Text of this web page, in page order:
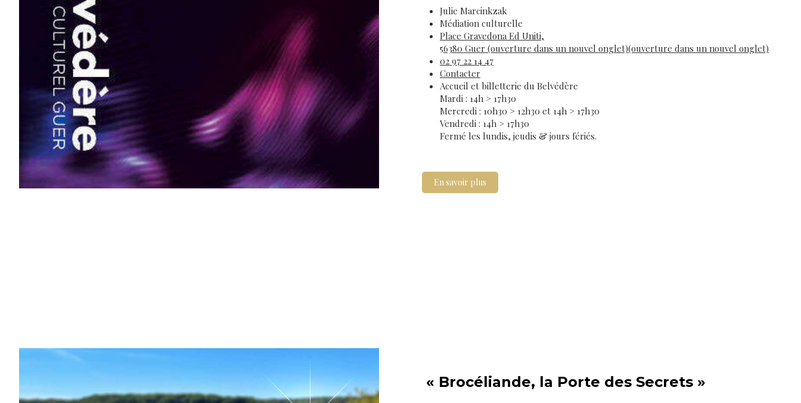
Julie Marcinkzak
Médiation culturelle
Place Gravedona Ed Uniti,
56380 Guer (ouverture dans un nouvel onglet)(ouverture dans un nouvel onglet)
02 97 22 14 47
Contacter
Accueil et billetterie du Belvédère
Mardi : 14h > 17h30
Mercredi : 10h30 > 12h30 et 14h > 17h30
Vendredi : 14h > 17h30
Fermé les lundis, jeudis & jours fériés.
En savoir plus
« Brocéliande, la Porte des Secrets »